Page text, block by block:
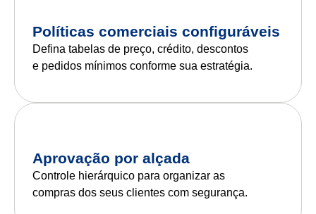
Políticas comerciais configuráveis
Defina tabelas de preço, crédito, descontos
e pedidos mínimos conforme sua estratégia.
Aprovação por alçada
Controle hierárquico para organizar as
compras dos seus clientes com segurança.